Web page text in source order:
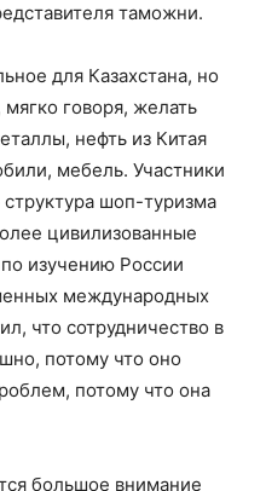
таможни.
для Казахстана, но
говоря, желать
нефть из Китая
мебель. Участники
шоп-туризма
цивилизованные
изучению России
международных
что сотрудничество в
потому что оно
потому что она
большое внимание